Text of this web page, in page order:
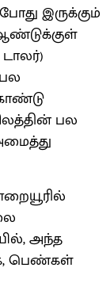
இருக்கும்
ஆண்டுக்குள்
பல
அந்த
பெண்கள்